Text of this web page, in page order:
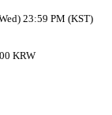
23:59 PM (KST)
KRW